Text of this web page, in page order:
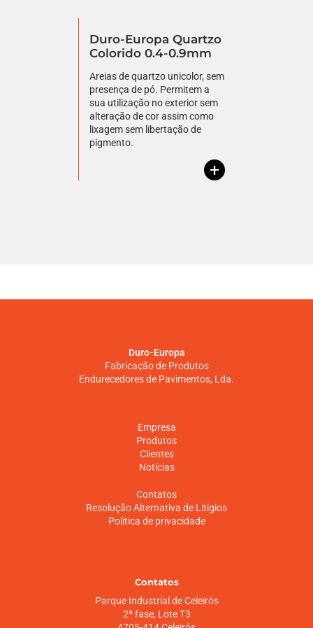
Duro-Europa Quartzo
Colorido 0.4-0.9mm
Areias de quartzo unicolor, sem
presença de pó. Permitem a
sua utilização no exterior sem
alteração de cor assim como
lixagem sem libertação de
pigmento.
+
Duro-Europa
Fabricação de Produtos
Endurecedores de Pavimentos, Lda.
Empresa
Produtos
Clientes
Notícias
Contatos
Resolução Alternativa de Litígios
Política de privacidade
Contatos
Parque Industrial de Celeirós
2ª fase, Lote T3